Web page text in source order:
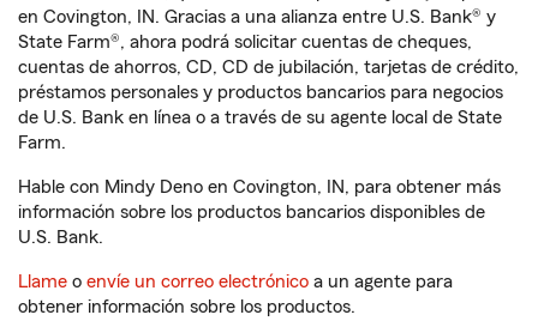
en Covington, IN. Gracias a una alianza entre U.S. Bank® y
State Farm®, ahora podrá solicitar cuentas de cheques,
cuentas de ahorros, CD, CD de jubilación, tarjetas de crédito,
préstamos personales y productos bancarios para negocios
de U.S. Bank en línea o a través de su agente local de State
Farm.
Hable con Mindy Deno en Covington, IN, para obtener más
información sobre los productos bancarios disponibles de
U.S. Bank.
Llame o envíe un correo electrónico a un agente para
obtener información sobre los productos.